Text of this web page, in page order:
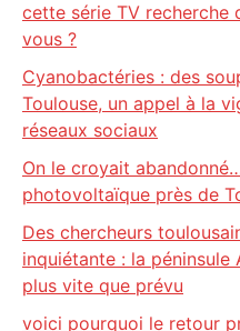
cette série TV recherche
vous ?
Cyanobactéries : des
Toulouse, un appel à la
réseaux sociaux
On le croyait
photovoltaïque près de
Des chercheurs
inquiétante : la
plus vite que prévu
voici pourquoi le retour